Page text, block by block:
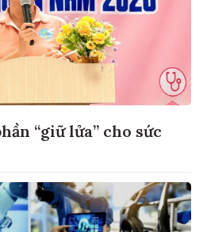
“giữ lửa” cho sức